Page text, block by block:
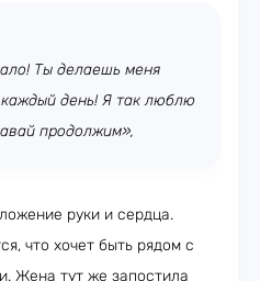
Ты делаешь меня
день! Я так люблю
продолжим»,
руки и сердца.
что хочет быть рядом с
Жена тут же запостила